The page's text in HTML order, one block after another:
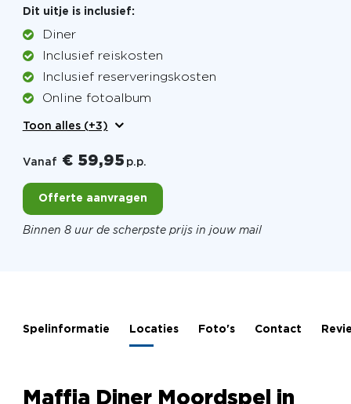
Dit uitje is inclusief:
Diner
Inclusief reiskosten
Inclusief reserveringskosten
Online fotoalbum
Toon alles (+3)
Vanaf € 59,95 p.p.
Offerte aanvragen
Binnen 8 uur de scherpste prijs in jouw mail
Spelinformatie Locaties Foto's Contact
Maffia Diner Moordspel in